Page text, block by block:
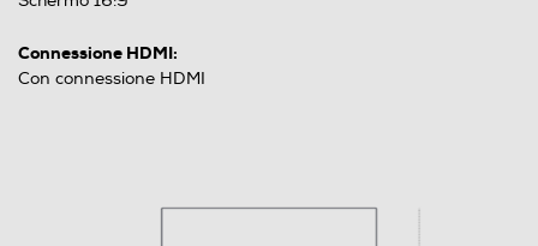
Connessione HDMI:
Con connessione HDMI